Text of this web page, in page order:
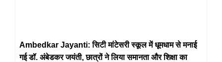
Ambedkar Jayanti: सिटी मांटेसरी स्कूल में धूमधाम से मनाई
गई डॉ. अंबेडकर जयंती, छात्रों ने लिया समानता और शिक्षा का